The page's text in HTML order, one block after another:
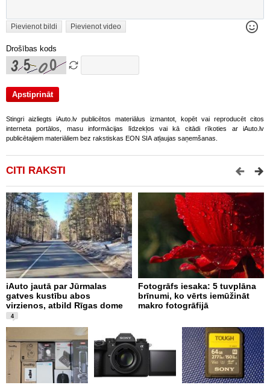
Pievienot bildi Pievienot video
Drošības kods
Stingri aizliegts iAuto.lv publicētos materiālus izmantot, kopēt vai reproducēt citos
interneta portālos, masu informācijas līdzekļos vai kā citādi rīkoties ar iAuto.lv
publicētajiem materiāliem bez rakstiskas EON SIA atļaujas saņemšanas.
CITI RAKSTI
iAuto jautā par Jūrmalas
gatves kustību abos
virzienos, atbild Rīgas dome
4
Fotogrāfs iesaka: 5 tuvplāna
brīnumi, ko vērts iemūžināt
makro fotogrāfijā